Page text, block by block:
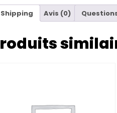
Shipping Avis (0)